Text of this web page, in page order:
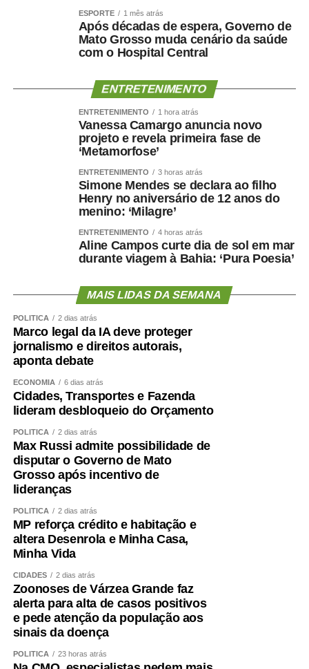
ESPORTE 1 mês atrás
Após décadas de espera, Governo de
Mato Grosso muda cenário da saúde
com o Hospital Central
ENTRETENIMENTO
ENTRETENIMENTO 1 hora atrás
Vanessa Camargo anuncia novo
projeto e revela primeira fase de
‘Metamorfose’
ENTRETENIMENTO 3 horas atrás
Simone Mendes se declara ao filho
Henry no aniversário de 12 anos do
menino: ‘Milagre’
ENTRETENIMENTO 4 horas atrás
Aline Campos curte dia de sol em mar
durante viagem à Bahia: ‘Pura Poesia’
MAIS LIDAS DA SEMANA
POLÍTICA 2 dias atrás
Marco legal da IA deve proteger
jornalismo e direitos autorais,
aponta debate
ECONOMIA 6 dias atrás
Cidades, Transportes e Fazenda
lideram desbloqueio do Orçamento
POLÍTICA 2 dias atrás
Max Russi admite possibilidade de
disputar o Governo de Mato
Grosso após incentivo de
lideranças
POLÍTICA 2 dias atrás
MP reforça crédito e habitação e
altera Desenrola e Minha Casa,
Minha Vida
CIDADES 2 dias atrás
Zoonoses de Várzea Grande faz
alerta para alta de casos positivos
e pede atenção da população aos
sinais da doença
POLÍTICA 23 horas atrás